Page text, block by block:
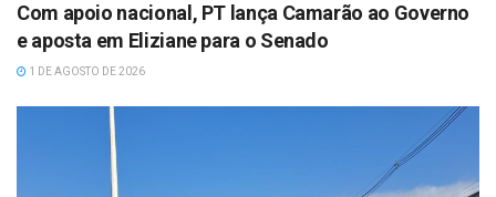
Com apoio nacional, PT lança Camarão ao Governo
e aposta em Eliziane para o Senado
1 DE AGOSTO DE 2026